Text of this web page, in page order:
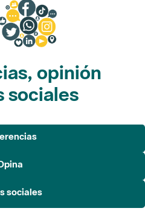
opinión
sociales
sociales